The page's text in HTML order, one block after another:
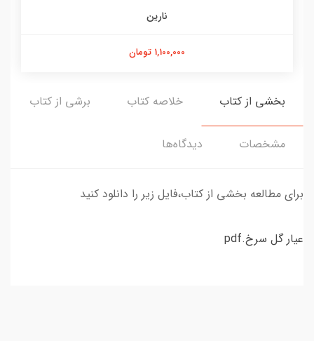
نارین
1,100,000 تومان
بخشی از کتاب خلاصه کتاب برشی از کتاب
مشخصات دیدگاه‌ها
برای مطالعه بخشی از کتاب،فایل زیر را دانلود کنید
عیار گل سرخ.pdf